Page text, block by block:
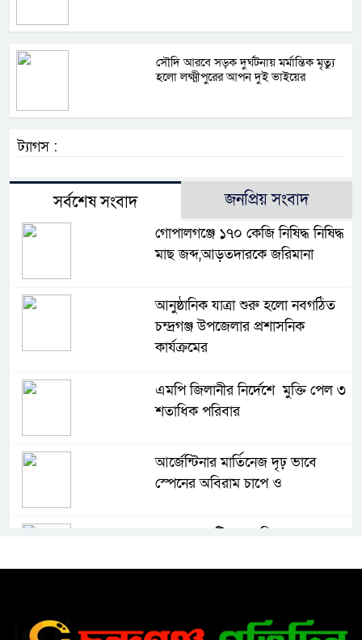
সৌদি আরবে সড়ক দুর্ঘটনায় মর্মান্তিক মৃত্যু
হলো লক্ষ্মীপুরের আপন দুই ভাইয়ের
ট্যাগস :
সর্বশেষ সংবাদ জনপ্রিয় সংবাদ
গোপালগঞ্জে ১৭০ কেজি নিষিদ্ধ নিষিদ্ধ
মাছ জব্দ,আড়তদারকে জরিমানা
আনুষ্ঠানিক যাত্রা শুরু হলো নবগঠিত
চন্দ্রগঞ্জ উপজেলার প্রশাসনিক
কার্যক্রমের
এমপি জিলানীর নির্দেশে মুক্তি পেল ৩
শতাধিক পরিবার
আর্জেন্টিনার মার্তিনেজ দৃঢ় ভাবে
স্পেনের অবিরাম চাপে ও
কৃষকের ৪ টি গরু চুরি এলাকায়
মৃত্যু হলো লক্ষ্মীপুরের আপন দুই